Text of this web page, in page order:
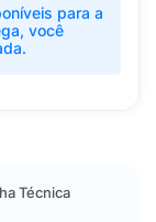
para a
você
Técnica